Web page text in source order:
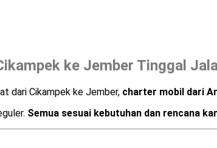
ke Jember Tinggal
dari Cikampek ke Jember, charter mobil dari
Semua sesuai kebutuhan dan rencana